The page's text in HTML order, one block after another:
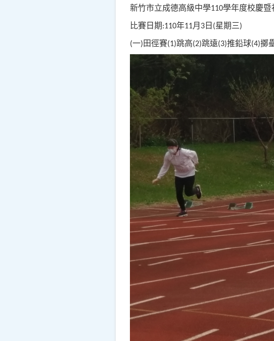
新竹市立成德高級中學110學年度校慶暨
比賽日期:110年11月 3 日 (星期三)
(一)田徑賽(1)跳高(2)跳遠(3)推鉛球(4)擲